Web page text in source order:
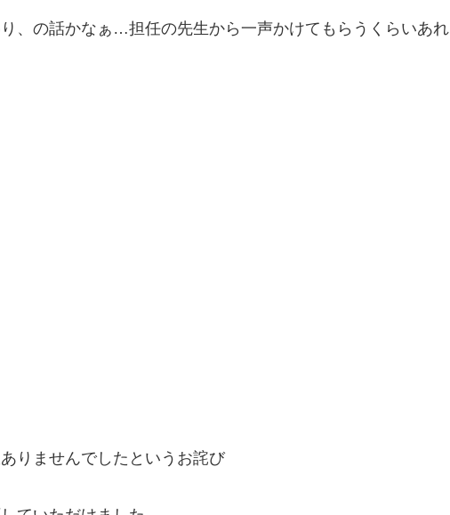
り、の話かなぁ…担任の先生から一声かけてもらうくらいあれ
りませんでしたというお詫び